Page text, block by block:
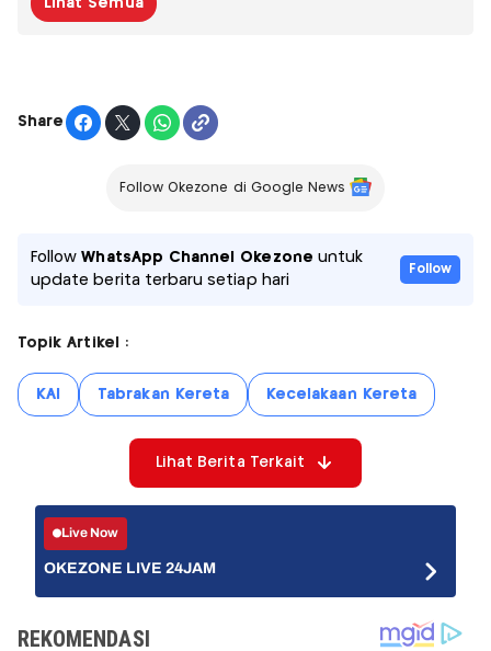
Share
Follow Okezone di Google News
FollowWhatsApp Channel Okezone untuk
update berita terbaru setiap hari
Follow
Topik Artikel :
KAI Tabrakan Kereta Kecelakaan Kereta
Lihat Berita Terkait
Live Now
OKEZONE LIVE 24JAM